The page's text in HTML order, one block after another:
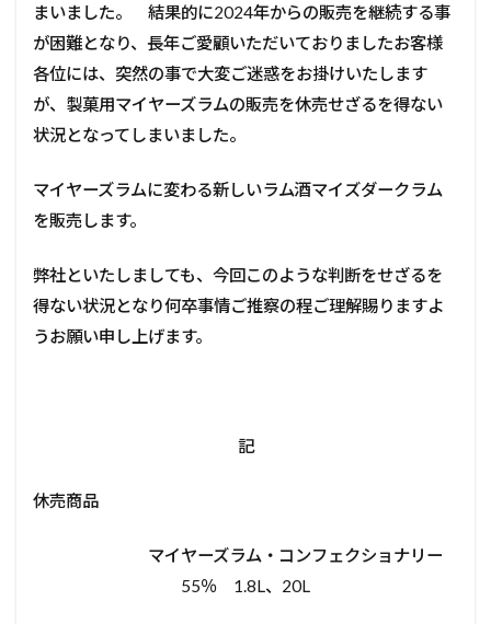
まいました。 結果的に2024年からの販売を継続する事
が困難となり、長年ご愛顧いただいておりましたお客様
各位には、突然の事で大変ご迷惑をお掛けいたします
が、製菓用マイヤーズラムの販売を休売せざるを得ない
状況となってしまいました。
マイヤーズラムに変わる新しいラム酒マイズダークラム
を販売します。
弊社といたしましても、今回このような判断をせざるを
得ない状況となり何卒事情ご推察の程ご理解賜りますよ
うお願い申し上げます。
記
休売商品
マイヤーズラム・コンフェクショナリー
55％ 1.8L、20L